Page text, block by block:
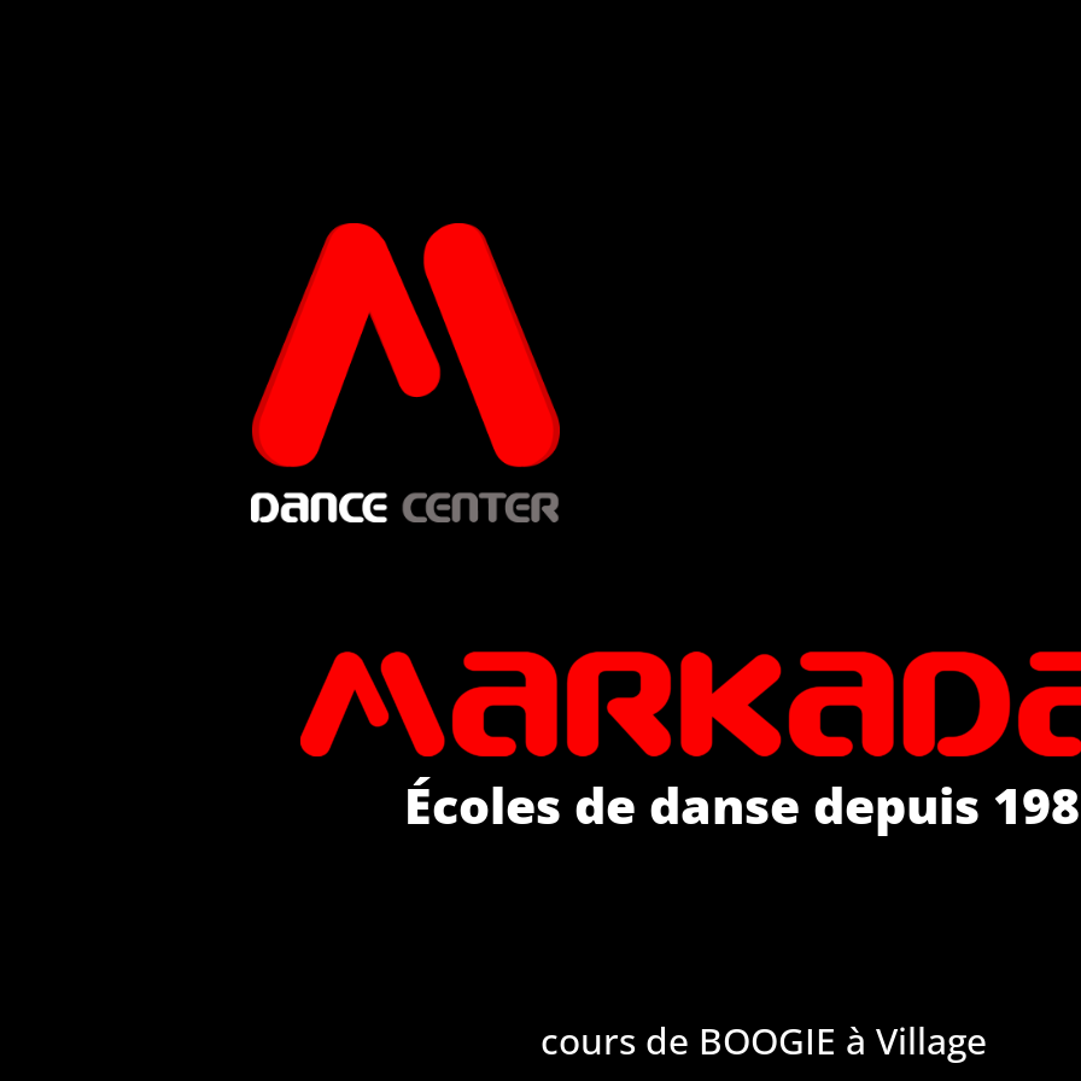
Écoles de danse depuis
cours de BOOGIE à Village